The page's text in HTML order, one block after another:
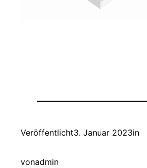
Veröffentlicht3. Januar 2023in
vonadmin